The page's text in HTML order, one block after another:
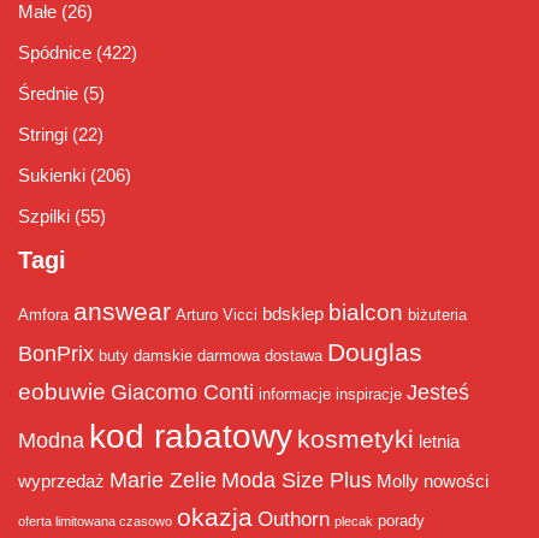
Małe (26)
Spódnice (422)
Średnie (5)
Stringi (22)
Sukienki (206)
Szpilki (55)
Tagi
Amfora answear Arturo Vicci bdsklep bialcon biżuteria
BonPrix buty damskie darmowa dostawa Douglas
eobuwie Giacomo Conti informacje inspiracje Jesteś
Modna kod rabatowy kosmetyki letnia
wyprzedaż Marie Zelie Moda Size Plus Molly nowości
oferta limitowana czasowo okazja Outhorn plecak porady